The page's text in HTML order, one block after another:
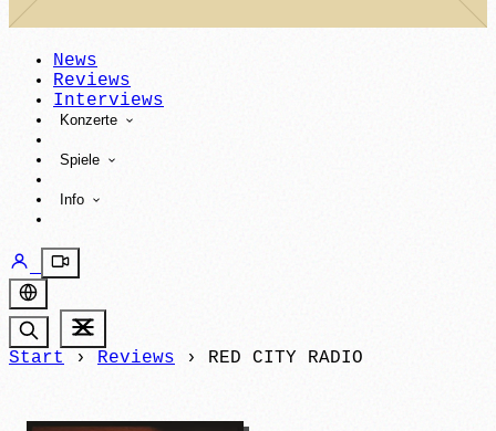
News
Reviews
Interviews
Konzerte
Spiele
Info
Start › Reviews › RED CITY RADIO